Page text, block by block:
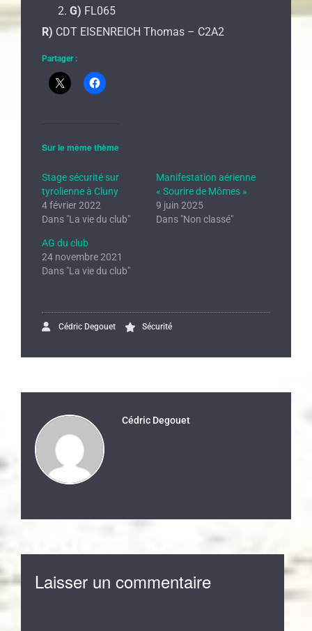
G) FL065
R) CDT EISENREICH Thomas – C2A2
Partager :
Sur le même thème
Stage sécurité sur
tyrolienne à Cluny
4 février 2022
Dans "La vie du club"
Manifestation aérienne
« Sourire de Mômes »
9 juin 2025
Dans "Non classé"
AG du club
24 novembre 2021
Dans "La vie du club"
Cédric Degouet Sécurité
Cédric Degouet
Laisser un commentaire